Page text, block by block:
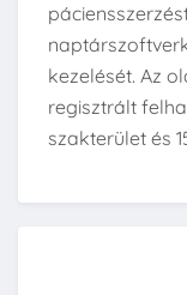
kezelését. Az
regisztrált
szakterület és